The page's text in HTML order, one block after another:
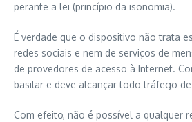
perante a lei (princípio da isonomia).
É verdade que o dispositivo não trata
redes sociais e nem de serviços de
de provedores de acesso à Internet.
basilar e deve alcançar todo tráfego
Com efeito, não é possível a qualquer